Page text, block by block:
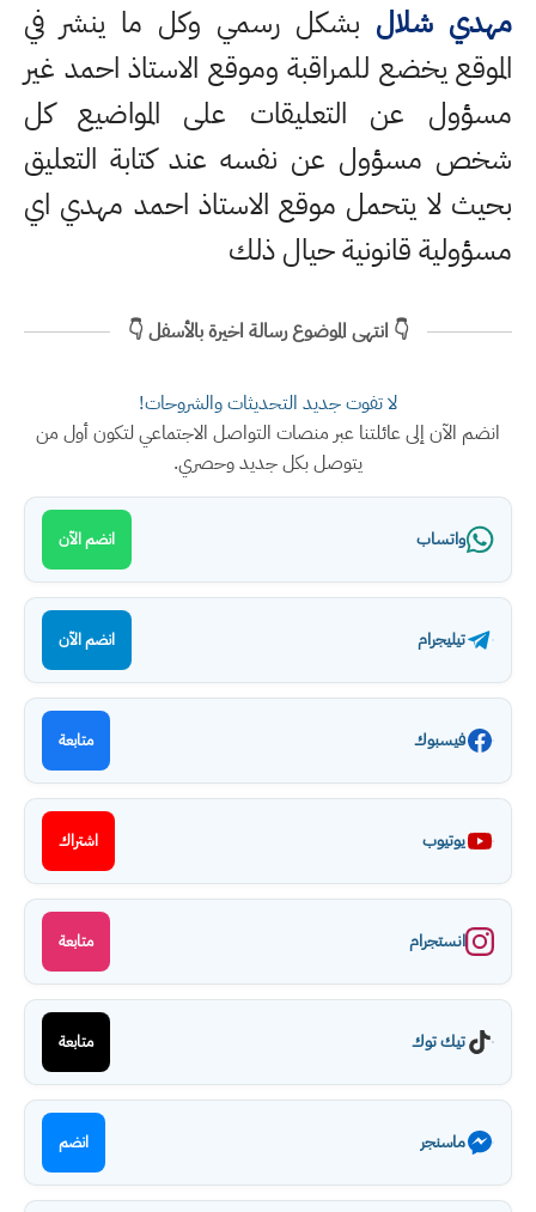
مهدي شلال بشكل رسمي وكل ما ينشر في
الموقع يخضع للمراقبة وموقع الاستاذ احمد غير
مسؤول عن التعليقات على المواضيع كل
شخص مسؤول عن نفسه عند كتابة التعليق
بحيث لا يتحمل موقع الاستاذ احمد مهدي اي
مسؤولية قانونية حيال ذلك
👇 انتهى الموضوع رسالة اخيرة بالأسفل 👇
لا تفوت جديد التحديثات والشروحات!
انضم الآن إلى عائلتنا عبر منصات التواصل الاجتماعي لتكون أول من
يتوصل بكل جديد وحصري.
واتساب انضم الآن
تيليجرام انضم الآن
فيسبوك متابعة
يوتيوب اشتراك
انستجرام متابعة
تيك توك متابعة
ماسنجر انضم